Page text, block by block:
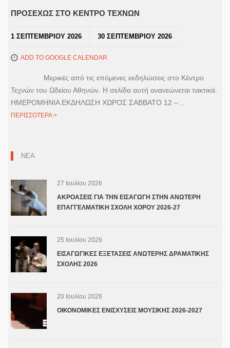
ΠΡΟΣΕΧΩΣ ΣΤΟ ΚΕΝΤΡΟ ΤΕΧΝΩΝ
1 ΣΕΠΤΕΜΒΡΙΟΥ 2026 30 ΣΕΠΤΕΜΒΡΙΟΥ 2026
ADD TO GOOGLE CALENDAR
Μερικές από τις επόμενες εκδηλώσεις στο Κέντρο
Τεχνών του Ωδείου Αθηνών. Η σελίδα αυτή ανανεώνεται τακτικά.
ΗΜΕΡΟΜΗΝΙΑ ΕΚΔΗΛΩΣΗ ΧΩΡΟΣ ΣΑΒΒΑΤΟ 12 –...
ΠΕΡΙΣΣΟΤΕΡΑ >
ΝΕΑ
27 Ιουλίου 2026
ΑΚΡΟΑΣΕΙΣ ΓΙΑ ΤΗΝ ΕΙΣΑΓΩΓΗ ΣΤΗΝ ΑΝΩΤΕΡΗ
ΕΠΑΓΓΕΛΜΑΤΙΚΗ ΣΧΟΛΗ ΧΟΡΟΥ 2026-27
25 Ιουλίου 2026
ΕΙΣΑΓΩΓΙΚΕΣ ΕΞΕΤΑΣΕΙΣ ΑΝΩΤΕΡΗΣ ΔΡΑΜΑΤΙΚΗΣ
ΣΧΟΛΗΣ 2026
20 Ιουλίου 2026
ΟΙΚΟΝΟΜΙΚΕΣ ΕΝΙΣΧΥΣΕΙΣ ΜΟΥΣΙΚΗΣ 2026-2027